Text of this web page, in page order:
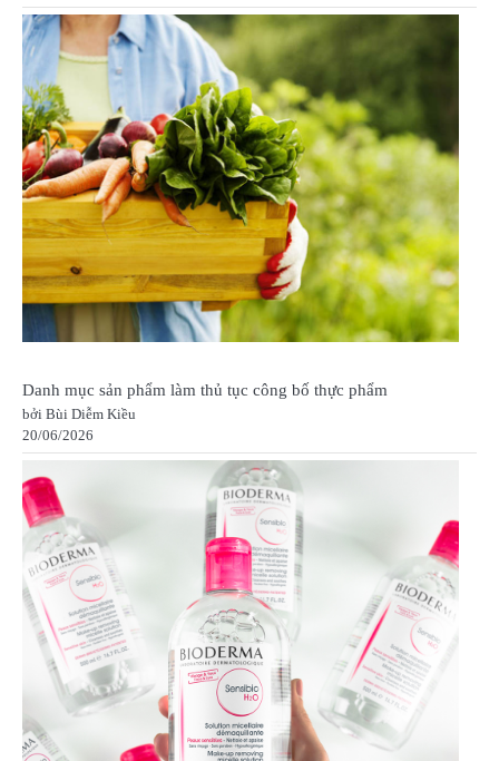
Danh mục sản phẩm làm thủ tục công bố thực phẩm
bởi Bùi Diễm Kiều
20/06/2026